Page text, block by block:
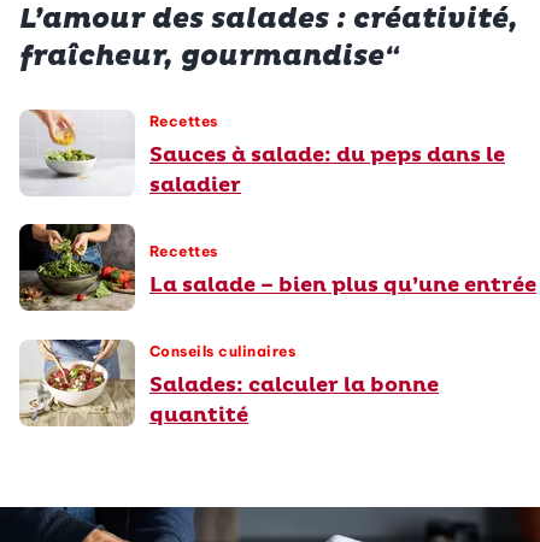
L’amour des salades : créativité,
fraîcheur, gourmandise“
Recettes
Sauces à salade: du peps dans le
saladier
Recettes
La salade – bien plus qu’une entrée
Conseils culinaires
Salades: calculer la bonne
quantité